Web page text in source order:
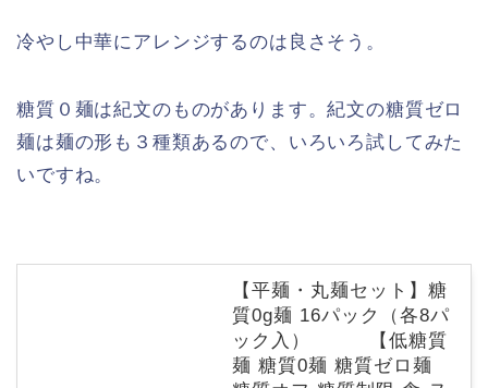
冷やし中華にアレンジするのは良さそう。
糖質０麺は紀文のものがあります。紀文の糖質ゼロ
麺は麺の形も３種類あるので、いろいろ試してみた
いですね。
【平麺・丸麺セット】糖
質0g麺 16パック（各8パ
ック入） 【低糖質
麺 糖質0麺 糖質ゼロ麺